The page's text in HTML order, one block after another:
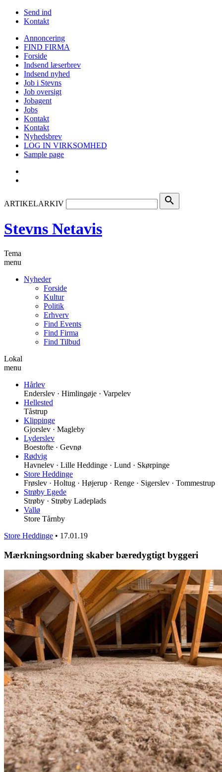
Send ind
Kontakt
Annoncering
FIND FIRMA
Forside
Indsend læserbrev
Indsend nyhed
Job i Stevns
Job oversigt
Jobagent
Jobs
Kontakt
Kontakt
Nyhedsbrev
LOG IN VIRKSOMHED
Sample page
ARTIKELARKIV search
Stevns Netavis
Tema
menu
Nyheder
Forside
Kultur
Politik
Erhverv
Find Events
Find Firma
Find Tilbud
Lokal
menu
Hårlev
Enderslev · Himlingøje · Varpelev
Hellested
Tåstrup
Klippinge
Gjorslev · Magleby
Lyderslev
Boestofte · Gevnø
Rødvig
Havnelev · Lille Heddinge · Lund · Skørpinge
Store Heddinge
Frøslev · Holtug · Højerup · Renge · Sigerslev · Tommestrup
Strøby Egede
Strøby · Strøby Ladeplads
Vallø
Store Tårnby
Store Heddinge • 17.01.19
Mærkningsordning skaber bæredygtigt byggeri